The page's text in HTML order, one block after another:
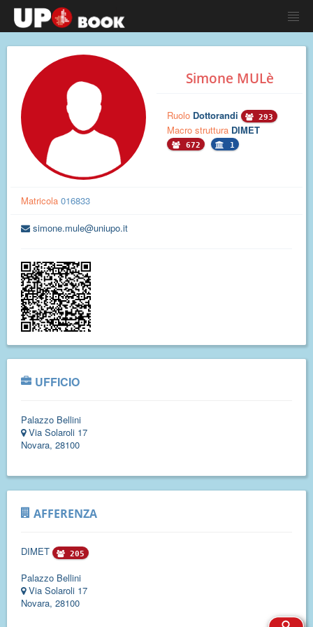
Simone MULè
Ruolo Dottorandi 293
Macro struttura DIMET
672 1
Matricola 016833
simone.mule@uniupo.it
UFFICIO
Palazzo Bellini
Via Solaroli 17
Novara, 28100
AFFERENZA
DIMET 205
Palazzo Bellini
Via Solaroli 17
Novara, 28100